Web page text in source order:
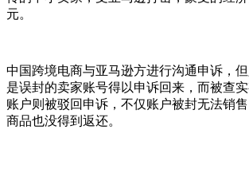
元。
中国跨境电商与亚马逊方进行沟通申诉，
是误封的卖家账号得以申诉回来，而被查
账户则被驳回申诉，不仅账户被封无法销售
商品也没得到返还。